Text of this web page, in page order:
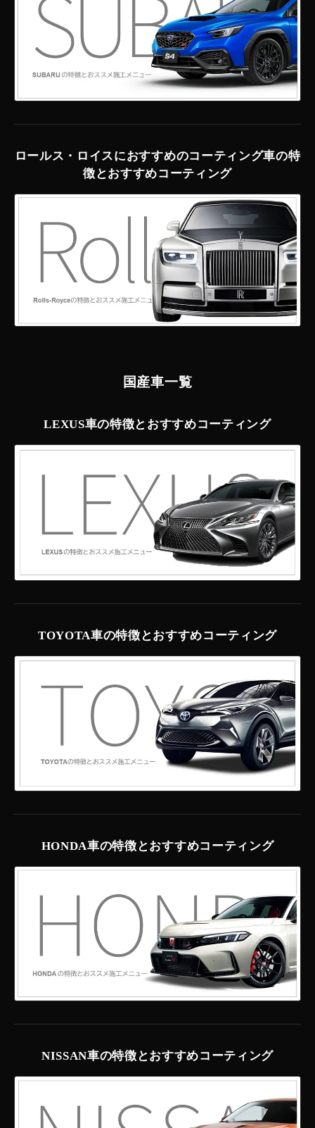
ロールス・ロイスにおすすめのコーティング車の特
徴とおすすめコーティング
国産車一覧
LEXUS車の特徴とおすすめコーティング
TOYOTA車の特徴とおすすめコーティング
HONDA車の特徴とおすすめコーティング
NISSAN車の特徴とおすすめコーティング